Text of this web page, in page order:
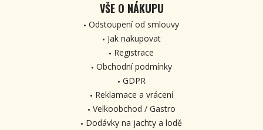
VŠE O NÁKUPU
Odstoupení od smlouvy
Jak nakupovat
Registrace
Obchodní podmínky
GDPR
Reklamace a vrácení
Velkoobchod / Gastro
Dodávky na jachty a lodě